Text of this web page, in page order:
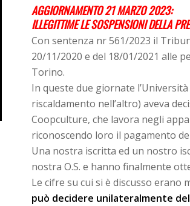
AGGIORNAMENTO 21 MARZO 2023:
ILLEGITTIME LE SOSPENSIONI DELLA
Con sentenza nr 561/2023 il
20/11/2020 e del 18/01/2021 alle
Torino.
In queste due giornate
riscaldamento nell’altro) aveva
Coopculture, che lavora negli
riconoscendo loro il pagamento
Una nostra iscritta ed un nostro
nostra O.S. e hanno finalmente
Le cifre su cui si è discusso
può decidere unilateralmente